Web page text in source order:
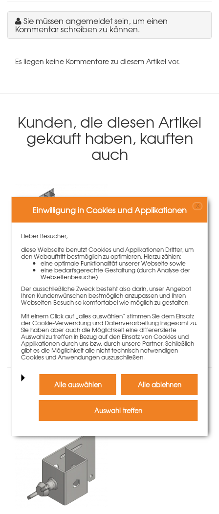
Sie müssen angemeldet sein, um einen
Kommentar schreiben zu können.
Es liegen keine Kommentare zu diesem Artikel vor.
Kunden, die diesen Artikel
gekauft haben, kauften
auch
Abschalklemme H20 Secuset
76,50 €Gewicht 4.15 kg
Mehr Informationen
Zubehör
Einwilligung in Cookies und Applikationen X
Lieber Besucher,
diese Webseite benutzt Cookies und Applikationen Dritter, um
den Webauftritt bestmöglich zu optimieren. Hierzu zählen:
eine optimale Funktionalität unserer Webseite sowie
eine bedarfsgerechte Gestaltung (durch Analyse der
Webseitenbesuche)
Der ausschließliche Zweck besteht also darin, unser Angebot
Ihren Kundenwünschen bestmöglich anzupassen und Ihren
Webseiten-Besuch so komfortabel wie möglich zu gestalten.
Mit einem Click auf „alles auswählen“ stimmen Sie dem Einsatz
der Cookie-Verwendung und Datenverarbeitung insgesamt zu.
Sie haben aber auch die Möglichkeit eine differenzierte
Auswahl zu treffen in Bezug auf den Einsatz von Cookies und
Applikationen durch uns bzw. durch unsere Partner. Schließlich
gibt es die Möglichkeit alle nicht technisch notwendigen
Cookies und Anwendungen auszuschließen.
Alle auswählen Alle ablehnen
Auswahl treffen